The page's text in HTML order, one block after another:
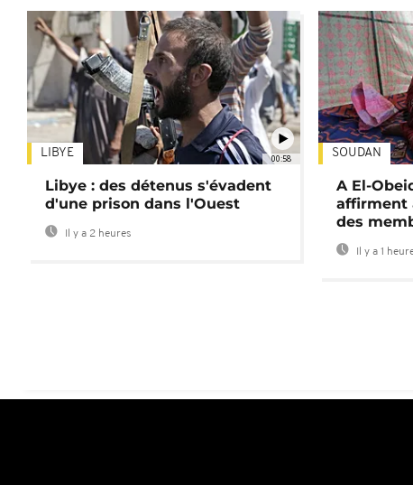
00:58
LIBYE
Libye : des détenus s'évadent
d'une prison dans l'Ouest
Il y a 2 heures
SOUDAN
A El-
affirment
des
Il y a 1